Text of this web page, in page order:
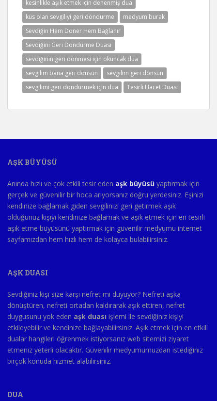
kesinlikle aşık etmek için denenmiş dua
küs olan sevgiliyi geri döndürme
medyum burak
Sevdiğin Hem Döner Hem Bağlanır
Sevdiğini Geri Döndürme Duası
sevdiğinin geri dönmesi için okuncak dua
sevgilim bana geri dönsün
sevgilim geri dönsün
sevgilimi geri döndürmek için dua
Tesirli Hacet Duası
AŞK BÜYÜSÜ
Anında hızlı ve çok etkili tesir eden aşk büyüsü yaptırmak için
gerçek ve güvenilir bir hoca arıyorsanız doğru yerdesiniz. Eşinizi
kendinize bağlamak giden sevgilinizi geri getirmek aşık
olduğunuz kişiyi kendinize bağlamak ve aşık etmek için en tesirli
aşık etme büyüsünü yaptırmak için güvenilir medyumu internet
sayfamızdan hem hızlı hem de kolayca bulabilirsiniz.
AŞK DUASI
Sevdiğiniz kişi size karşı nefret mi duyuyor? Nefreti aşka
dönüştüren, nefreti ortadan kaldırarak aşık ettiren, nefret
duygusunu yok eden aşk duası işlemi ile sevdiğiniz kişiyi
etkileyebilir ve kendinize bağlayabilirsiniz. Aşık etmek için en etkili
dualar hangileri öğrenmek istiyorsanız web sitemizi ziyaret
etmeniz yeterli olacaktır. Güvenilir medyumumuzdan istediğiniz
birçok konuda hizmet alabilirsiniz.
DUA